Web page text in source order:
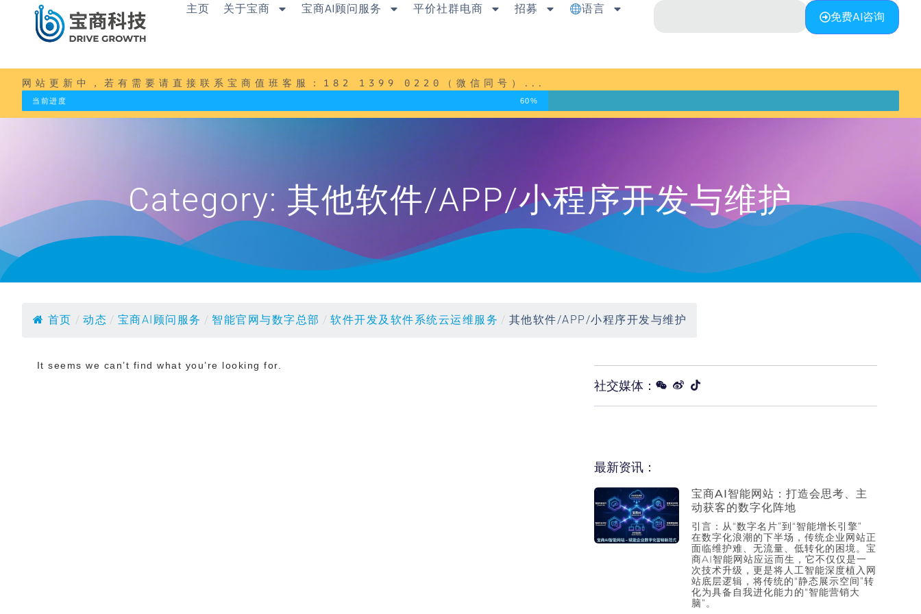
主页 关于宝商 宝商AI顾问服务 平价社群电商 招募 语言
免费AI咨询
网站更新中，若有需要请直接联系宝商值班客服：182 1399 0220（微信同号）...
当前进度 60%
Category: 其他软件/APP/小程序开发与维护
首页 / 动态 / 宝商AI顾问服务 / 智能官网与数字总部 / 软件开发及软件系统云运维服务 / 其他软件/APP/小程序开发与维护
It seems we can’t find what you’re looking for.
社交媒体：
最新资讯：
宝商AI智能网站：打造会思考、主
动获客的数字化阵地
引言：从“数字名片”到“智能增长引擎”
在数字化浪潮的下半场，传统企业网站正
面临维护难、无流量、低转化的困境。宝
商AI智能网站应运而生，它不仅仅是一
次技术升级，更是将人工智能深度植入网
站底层逻辑，将传统的“静态展示空间”转
化为具备自我进化能力的“智能营销大
脑”。